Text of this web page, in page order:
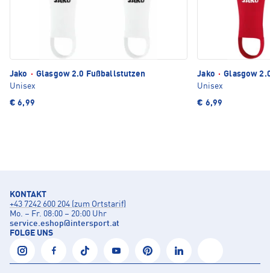
Jako · Glasgow 2.0 Fußballstutzen
Unisex
€ 6,99
Jako · Glasgow
Unisex
€ 6,99
KONTAKT
+43 7242 600 204 (zum Ortstarif)
Mo. – Fr. 08:00 – 20:00 Uhr
service.eshop@intersport.at
FOLGE UNS